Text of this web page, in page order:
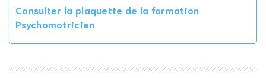
Consulter la plaquette de la formation
Psychomotricien